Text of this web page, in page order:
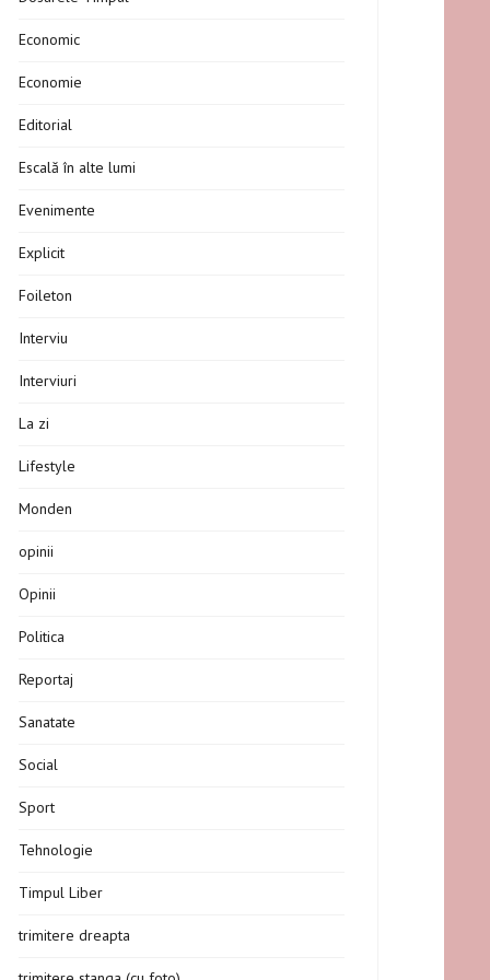
Economic
Economie
Editorial
Escală în alte lumi
Evenimente
Explicit
Foileton
Interviu
Interviuri
La zi
Lifestyle
Monden
opinii
Opinii
Politica
Reportaj
Sanatate
Social
Sport
Tehnologie
Timpul Liber
trimitere dreapta